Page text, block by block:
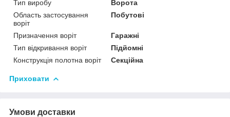
Тип виробу
Ворота
Область застосування
воріт
Побутові
Призначення воріт
Гаражні
Тип відкривання воріт
Підйомні
Конструкція полотна воріт
Секційна
Приховати
Умови доставки